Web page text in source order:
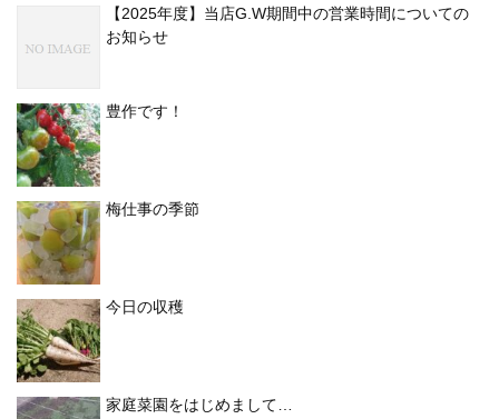
【2025年度】当店G.W期間中の営業時間についての
お知らせ
豊作です！
梅仕事の季節
今日の収穫
家庭菜園をはじめまして…